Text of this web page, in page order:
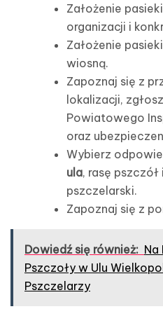
Założenie
organizacji i
Założenie
wiosną.
Zapoznaj się z
lokalizacji,
Powiatowego
oraz
Wybierz
ula, rasę
pszczelarski.
Zapoznaj się z
Dowiedź się również: Na
Pszczoły w Ulu
Pszczelarzy